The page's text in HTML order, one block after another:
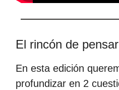
El rincón de pensar
En esta edición
profundizar en 2